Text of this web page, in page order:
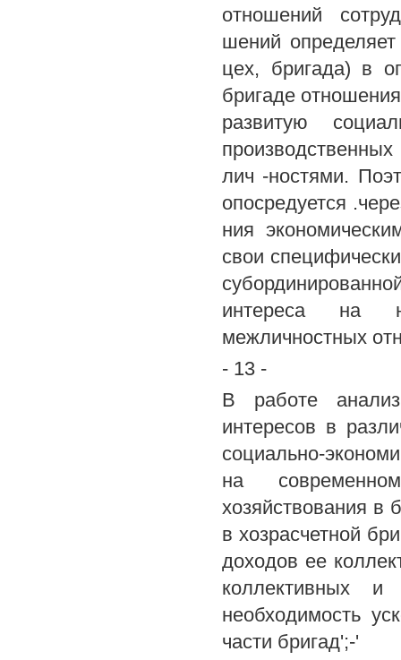
отношений
шений
цех, бригада) в
бригаде
развитую
лич -ностями.
опосредуется
ния
свои
интереса на
межличностных
- 13 -
В работе
интересов в
социально-
на
хозяйствования в
в хозрасчетной
доходов ее
коллективных и
необходимость
части бригад';-'